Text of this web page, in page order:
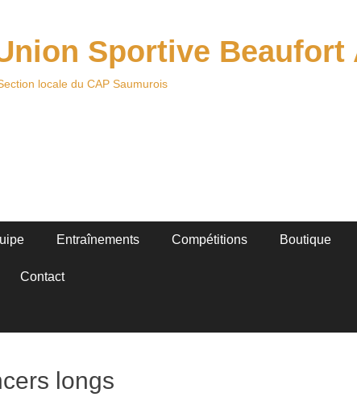
Sportive Beaufort
locale du CAP Saumurois
Entraînements Compétitions Boutique
Contact
longs